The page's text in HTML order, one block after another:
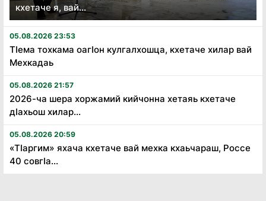
кхетаче я, вай...
05.08.2026 23:53
Тӏема тохкама оагӏон кулгалхошца, кхетаче хилар вай
Мехкадаь
05.08.2026 21:57
2026-ча шера хоржамий кийчонна хетаяь кхетаче
дӏахьош хилар...
05.08.2026 20:59
«Тӏаргим» яхача кхетаче вай мехка кхаьчараш, Россе
40 совгӏа...